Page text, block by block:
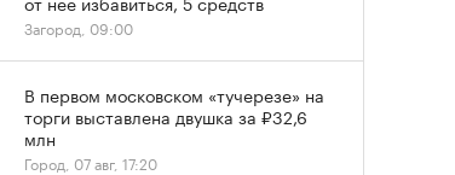
Загород, 09:00
В первом московском «тучерезе» на
торги выставлена двушка за ₽32,6
млн
Город, 07 авг, 17:20